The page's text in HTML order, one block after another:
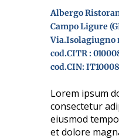
Albergo
Campo Ligure
Via.Isolagiugno
cod.CITR :
cod.CIN:
Lorem ipsum
consectetur
eiusmod
et dolore